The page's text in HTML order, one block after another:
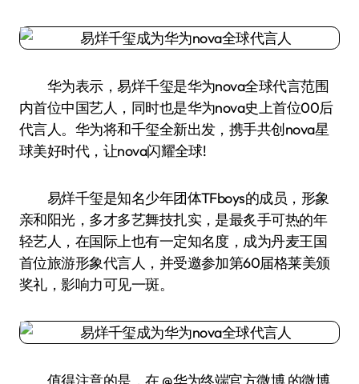
华为表示，易烊千玺是华为nova全球代言范围
内首位中国艺人，同时也是华为nova史上首位00后
代言人。华为将和千玺全新出发，携手共创nova星
球美好时代，让nova闪耀全球!
易烊千玺是知名少年团体TFboys的成员，形象
亲和阳光，多才多艺舞技扎实，是最炙手可热的年
轻艺人，在国际上也有一定知名度，成为丹麦王国
首位旅游形象代言人，并受邀参加第60届格莱美颁
奖礼，影响力可见一斑。